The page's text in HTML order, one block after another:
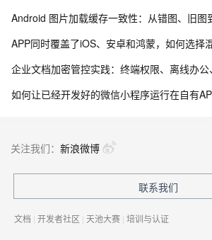
Android 图片加载缓存一致性：从错图、旧图
如何让已经开发好的微信小程序运行在自有
关注我们： 新浪微博
联系我们
文档 | 开发者社区 | 天池大赛 | 培训与认证